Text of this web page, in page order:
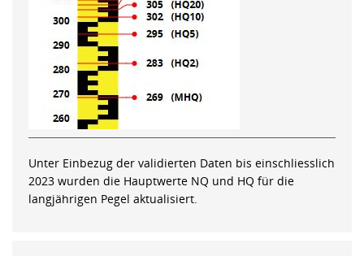
Unter Einbezug der validierten Daten bis einschliesslich
2023 wurden die Hauptwerte NQ und HQ für die
langjährigen Pegel aktualisiert.